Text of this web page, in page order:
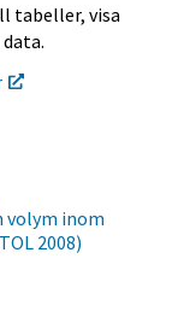
tabeller, visa
volym inom
2008)